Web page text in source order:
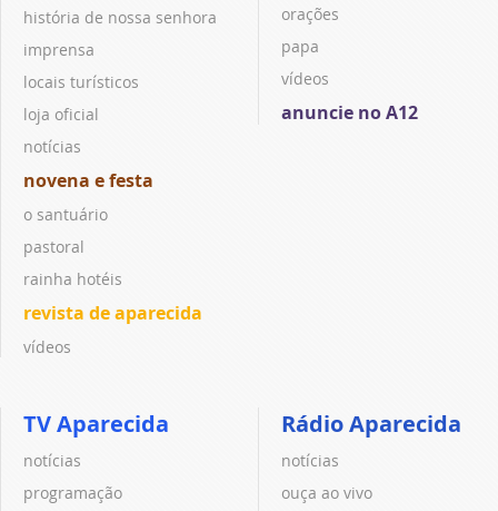
história de nossa senhora
imprensa
locais turísticos
loja oficial
notícias
novena e festa
o santuário
pastoral
rainha hotéis
revista de aparecida
vídeos
orações
papa
vídeos
anuncie no A12
TV Aparecida
notícias
programação
Rádio Aparecida
notícias
ouça ao vivo